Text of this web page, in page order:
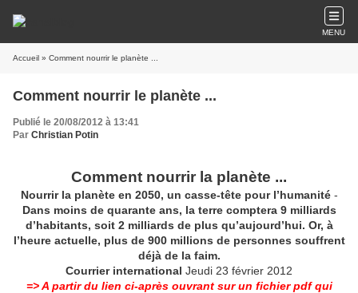
MENU
Accueil » Comment nourrir le planète ...
Comment nourrir le planète ...
Publié le 20/08/2012 à 13:41
Par Christian Potin
Comment nourrir la planète ...
Nourrir la planète en 2050, un casse-tête pour l’humanité-
Dans moins de quarante ans, la terre comptera 9 milliards
d’habitants, soit 2 milliards de plus qu’aujourd’hui. Or, à
l’heure actuelle, plus de 900 millions de personnes souffrent
déjà de la faim.
Courrier international Jeudi 23 février 2012
=> A partir du lien ci-après ouvrant sur un fichier pdf qui